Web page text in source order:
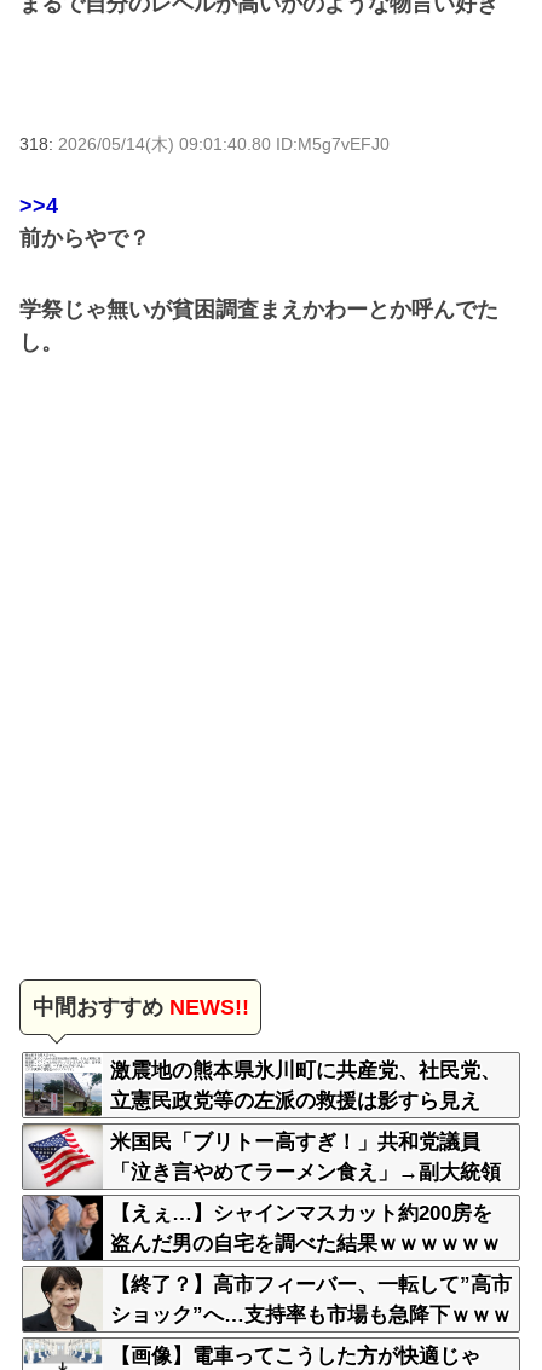
318: 2026/05/14(木) 09:01:40.80 ID:M5g7vEFJ0
>>4
前からやで？
学祭じゃ無いが貧困調査まえかわーとか呼んでた
し。
中間おすすめNEWS!!
激震地の熊本県氷川町に共産党、社民党、
立憲民政党等の左派の救援は影すら見え
ず。住民苦言
米国民「ブリトー高すぎ！」共和党議員
「泣き言やめてラーメン食え」→副大統領
まで参戦ｗｗｗ
【えぇ…】シャインマスカット約200房を
盗んだ男の自宅を調べた結果ｗｗｗｗｗｗ
ｗｗ
【終了？】高市フィーバー、一転して”高市
ショック”へ…支持率も市場も急降下ｗｗｗ
ｗｗｗｗｗ
【画像】電車ってこうした方が快適じゃ